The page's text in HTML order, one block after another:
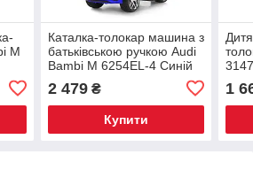
M
Каталка-толокар машина з
батьківською ручкою Audi
Bambi M 6254EL-4 Синій
2 479₴
Купити
1